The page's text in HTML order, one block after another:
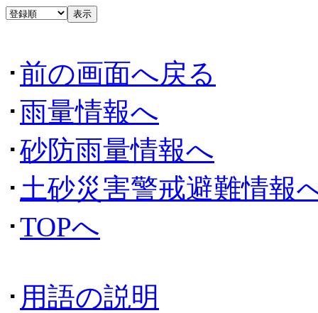
･前の画面へ戻る
･雨量情報へ
･砂防雨量情報へ
･ 土砂災害警戒避難情報
･TOPへ
･ 用語の説明